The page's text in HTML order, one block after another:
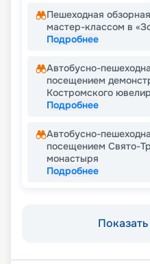
Пешеходная
мастер-классом в
Подробнее
Автобусно-
посещением
Костромского
Подробнее
Автобусно-
посещением Свято-
монастыря
Подробнее
Показать